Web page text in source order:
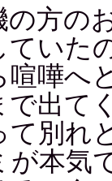
の方の
ていた
喧嘩へ
で出て
て別れ
が本気